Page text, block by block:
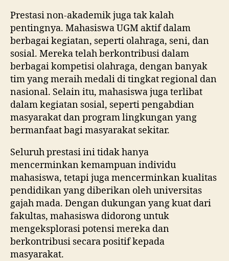
Prestasi non-akademik juga tak kalah
pentingnya. Mahasiswa UGM aktif dalam
berbagai kegiatan, seperti olahraga, seni, dan
sosial. Mereka telah berkontribusi dalam
berbagai kompetisi olahraga, dengan banyak
tim yang meraih medali di tingkat regional dan
nasional. Selain itu, mahasiswa juga terlibat
dalam kegiatan sosial, seperti pengabdian
masyarakat dan program lingkungan yang
bermanfaat bagi masyarakat sekitar.
Seluruh prestasi ini tidak hanya
mencerminkan kemampuan individu
mahasiswa, tetapi juga mencerminkan kualitas
pendidikan yang diberikan oleh universitas
gajah mada. Dengan dukungan yang kuat dari
fakultas, mahasiswa didorong untuk
mengeksplorasi potensi mereka dan
berkontribusi secara positif kepada
masyarakat.